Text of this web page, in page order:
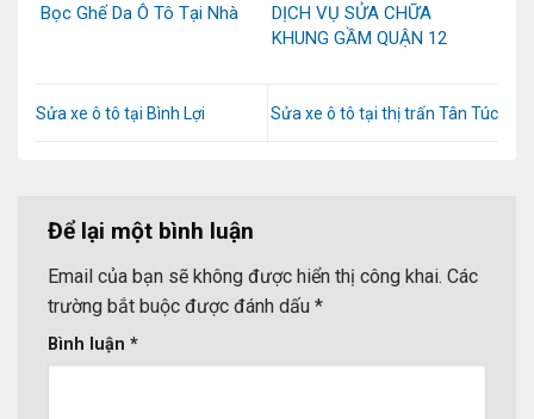
Bọc Ghế Da Ô Tô Tại Nhà
DỊCH VỤ SỬA CHỮA
KHUNG GẦM QUẬN 12
Sửa xe ô tô tại Bình Lợi Sửa xe ô tô tại thị trấn Tân Túc
Để lại một bình luận
Email của bạn sẽ không được hiển thị công khai. Các
trường bắt buộc được đánh dấu *
Bình luận *